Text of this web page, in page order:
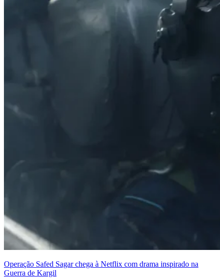
Operação Safed Sagar chega à Netflix com drama inspirado na
Guerra de Kargil